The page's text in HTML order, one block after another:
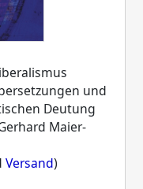
und
Deutung
Maier-
Versand)